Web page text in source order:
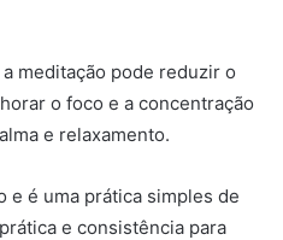
meditação pode reduzir o
o foco e a concentração
e relaxamento.
e é uma prática simples de
e consistência para